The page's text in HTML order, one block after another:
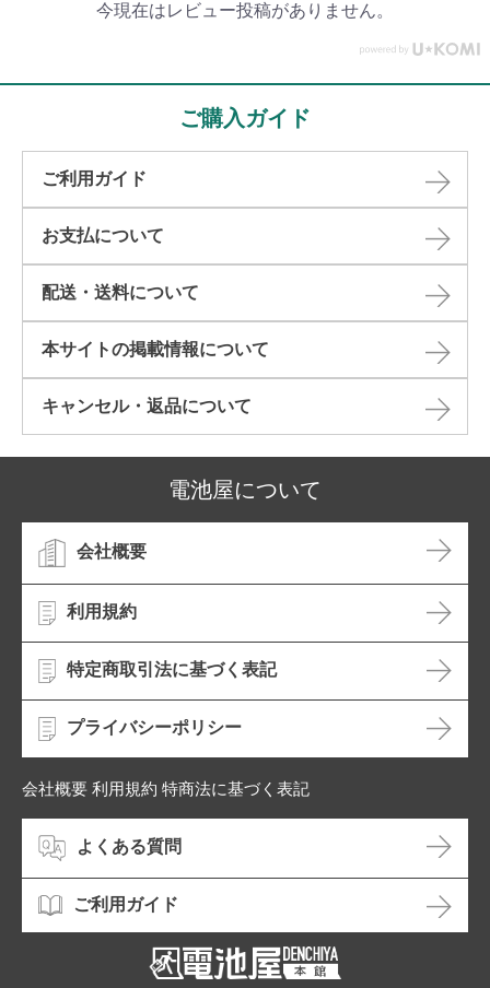
今現在はレビュー投稿がありません。
ご購入ガイド
ご利用ガイド
お支払について
配送・送料について
本サイトの掲載情報について​
キャンセル・返品について​
電池屋について
会社概要
利用規約
特定商取引法に基づく表記
プライバシーポリシー
会社概要 利用規約 特商法に基づく表記
よくある質問
ご利用ガイド